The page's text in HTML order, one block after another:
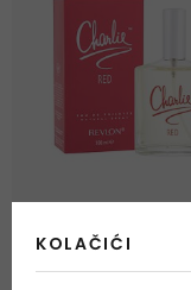
KOLAČIĆI